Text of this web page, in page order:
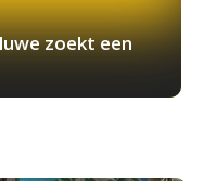
zoekt een